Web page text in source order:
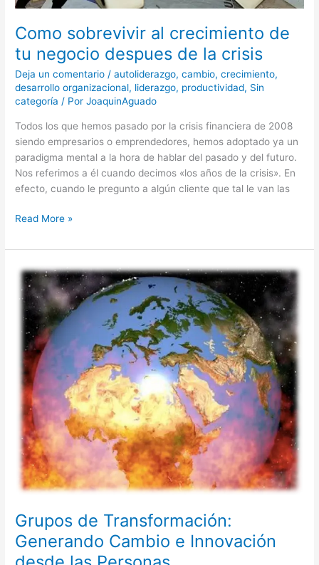
Como sobrevivir al crecimiento de
tu negocio despues de la crisis
Deja un comentario /autoliderazgo,cambio,crecimiento,
desarrollo organizacional, liderazgo, productividad, Sin
categoría / PorJoaquinAguado
Todos los que hemos pasado por la crisis financiera de 2008
siendo empresarios o emprendedores, hemos adoptado ya un
paradigma mental a la hora de hablar del pasado y del futuro.
Nos referimos a él cuando decimos «los años de la crisis». En
efecto, cuando le pregunto a algún cliente que tal le van las
Read More »
Grupos de Transformación:
Generando Cambio e Innovación
Grupos
de
Transformación:
Generando
Cambio
Innovación
desde
Personas